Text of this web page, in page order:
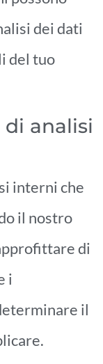
dei dati
del tuo
analisi
interni che
il nostro
di
i
il